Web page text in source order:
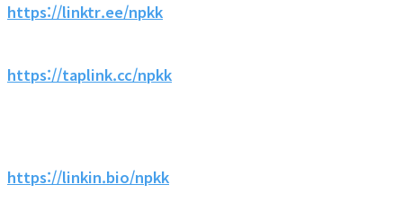
https://linktr.ee/npkk
https://taplink.cc/npkk
https://linkin.bio/npkk